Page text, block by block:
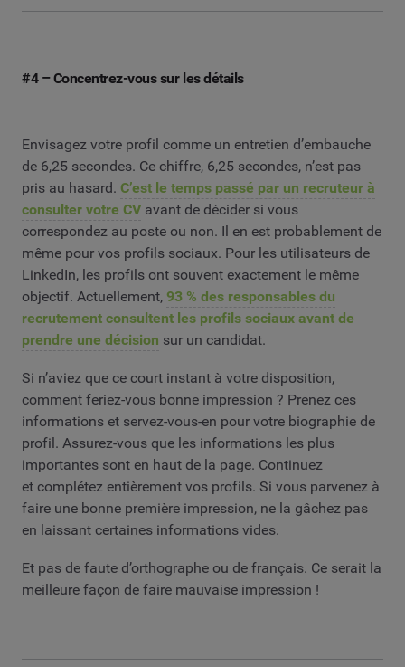
#4 – Concentrez-vous sur les détails
Envisagez votre profil comme un entretien d’embauche
de 6,25 secondes. Ce chiffre, 6,25 secondes, n’est pas
pris au hasard. C’est le temps passé par un recruteur à
consulter votre CV avant de décider si vous
correspondez au poste ou non. Il en est probablement de
même pour vos profils sociaux. Pour les utilisateurs de
LinkedIn, les profils ont souvent exactement le même
objectif. Actuellement, 93 % des responsables du
recrutement consultent les profils sociaux avant de
prendre une décision sur un candidat.
Si n’aviez que ce court instant à votre disposition,
comment feriez-vous bonne impression ? Prenez ces
informations et servez-vous-en pour votre biographie de
profil. Assurez-vous que les informations les plus
importantes sont en haut de la page. Continuez
et complétez entièrement vos profils. Si vous parvenez à
faire une bonne première impression, ne la gâchez pas
en laissant certaines informations vides.
Et pas de faute d’orthographe ou de français. Ce serait la
meilleure façon de faire mauvaise impression !